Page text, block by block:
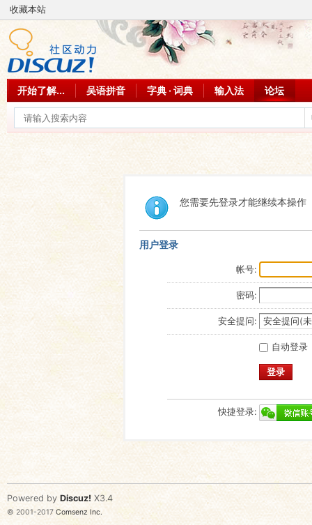
收藏本站
开始了解... 吴语拼音 字典 · 词典 输入法 论坛
您需要先登录才能继续本操作
用户登录
帐号:
密码:
安全提问:
自动登录
登录
快捷登录:
Powered by Discuz! X3.4
© 2001-2017 Comsenz Inc.